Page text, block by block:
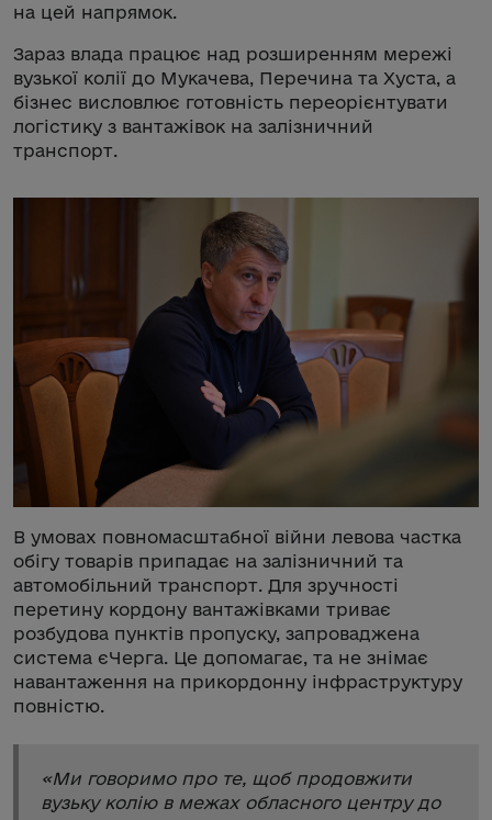
на цей напрямок.
Зараз влада працює над розширенням мережі
вузької колії до Мукачева, Перечина та Хуста, а
бізнес висловлює готовність переорієнтувати
логістику з вантажівок на залізничний
транспорт.
В умовах повномасштабної війни левова частка
обігу товарів припадає на залізничний та
автомобільний транспорт. Для зручності
перетину кордону вантажівками триває
розбудова пунктів пропуску, запроваджена
система єЧерга. Це допомагає, та не знімає
навантаження на прикордонну інфраструктуру
повністю.
«Ми говоримо про те, щоб продовжити
вузьку колію в межах обласного центру до